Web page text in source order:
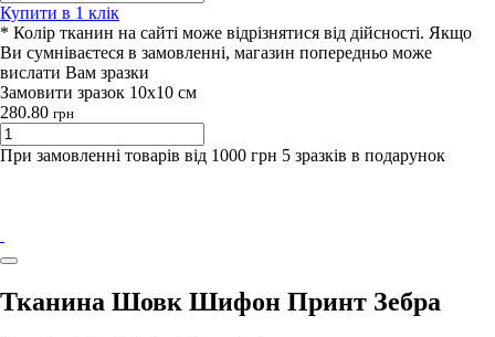
Купити в 1 клiк
* Колір тканин на сайті може відрізнятися від дійсності. Якщо
Ви сумніваєтеся в замовленні, магазин попередньо може
вислати Вам зразки
Замовити зразок 10х10 см
280.80 грн
При замовленні товарів від 1000 грн 5 зразків в подарунок
Тканина Шовк Шифон Принт Зебра